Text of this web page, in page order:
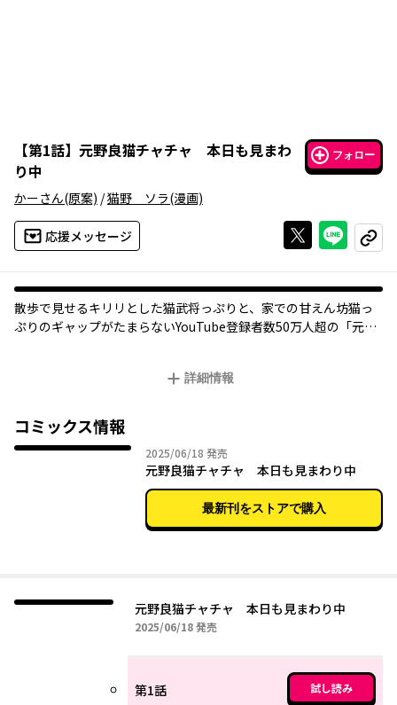
【第1話】 元野良猫チャチャ 本日も見まわ
り中
フォロー
かーさん(原案) /猫野 ソラ(漫画)
応援メッセージ Xで投稿する
ライン
コピー
散歩で見せるキリリとした猫武将っぷりと、家での甘えん坊猫っ
ぷりのギャップがたまらないYouTube登録者数50万人超の「元野
っぷりのギャップ
・お散歩ハーネスを、「ゆるめにたのむ」と目で物申すチャチャ
などの人気シーンも収録。チャチャが家に来るまでの原点の秘蔵
ストーリーなどもたっぷり収録した、保存版です。
詳細情報
コミックス情報
2025/06/18 2025年06月18日
発売
元野良猫チャチャ 本日も見まわり中
最新刊をストアで購入
元野良猫チャチャ 本日も見まわり中
2025/06/182025年06月18日
発売
第1話 試し読み